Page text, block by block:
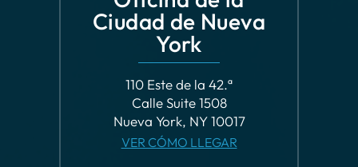
110 Este de la 42.ª
Calle Suite 1508
Nueva York, NY 10017
VER CÓMO LLEGAR
Teléfono